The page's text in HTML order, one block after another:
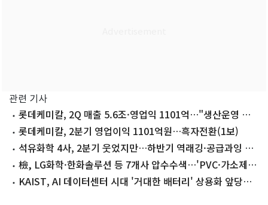
관련 기사
롯데케미칼, 2Q 매출 5.6조·영업익 1101억…"생산운영 최
적화 효과"
롯데케미칼, 2분기 영업이익 1101억원…흑자전환(1보)
석유화학 4사, 2분기 웃었지만…하반기 역래깅·공급과잉 변
수 檢, LG화학·한화솔루션 등 7개사 압수수색…'PVC·가소제
담합' 혐의
KAIST, AI 데이터센터 시대 '거대한 배터리' 상용화 앞당긴